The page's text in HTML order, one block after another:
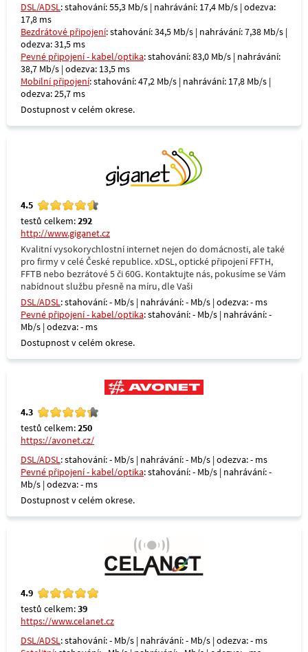
DSL/ADSL: stahování: 55,3 Mb/s | nahrávání: 17,4 Mb/s | odezva:
17,8 ms
Bezdrátové připojení: stahování: 34,5 Mb/s | nahrávání: 7,38 Mb/s |
odezva: 31,5 ms
Pevné připojení - kabel/optika: stahování: 83,0 Mb/s | nahrávání:
38,7 Mb/s | odezva: 13,5 ms
Mobilní připojení: stahování: 47,2 Mb/s | nahrávání: 17,8 Mb/s |
odezva: 25,7 ms
Dostupnost v celém okrese.
4.5
testů celkem:292
http://www.giganet.cz
Kvalitní vysokorychlostní internet nejen do domácnosti, ale také
pro firmy v celé České republice. xDSL, optické připojení FFTH,
FFTB nebo bezrátové 5 či 60G. Kontaktujte nás, pokusíme se Vám
nabídnout službu přesně na míru, dle Vaši
DSL/ADSL: stahování: - Mb/s | nahrávání: - Mb/s | odezva: - ms
Pevné připojení - kabel/optika: stahování: - Mb/s | nahrávání: -
Mb/s | odezva: - ms
Dostupnost v celém okrese.
4.3
testů celkem:250
https://avonet.cz/
DSL/ADSL: stahování: - Mb/s | nahrávání: - Mb/s | odezva: - ms
Pevné připojení - kabel/optika: stahování: - Mb/s | nahrávání: -
Mb/s | odezva: - ms
Dostupnost v celém okrese.
4.9
testů celkem:39
https://www.celanet.cz
DSL/ADSL: stahování: - Mb/s | nahrávání: - Mb/s | odezva: - ms